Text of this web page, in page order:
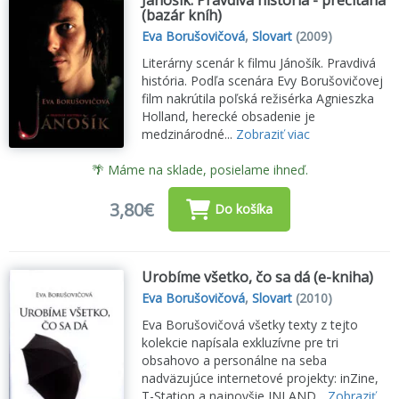
(bazár kníh)
Eva Borušovičová,Slovart (2009)
Literárny scenár k filmu Jánošík. Pravdivá
história. Podľa scenára Evy Borušovičovej
film nakrútila poľská režisérka Agnieszka
Holland, herecké obsadenie je
medzinárodné... Zobraziť viac
🌴 Máme na sklade, posielame ihneď.
3,80€ Do košíka
Urobíme všetko, čo sa dá (e-kniha)
Eva Borušovičová,Slovart (2010)
Eva Borušovičová všetky texty z tejto
kolekcie napísala exkluzívne pre tri
obsahovo a personálne na seba
nadväzujúce internetové projekty: inZine,